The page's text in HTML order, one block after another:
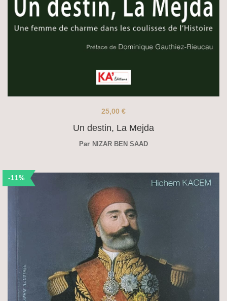
Un destin, La Mejda
25,00 €
Par NIZAR BEN SAAD
-11%